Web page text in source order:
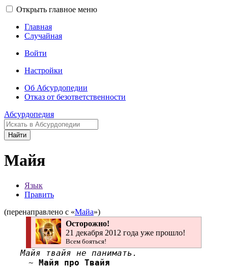
Открыть главное меню
Главная
Случайная
Войти
Настройки
Об Абсурдопедии
Отказ от безответственности
Абсурдопедия
Найти
Майя
Язык
Править
(перенаправлено с «Майа»)
Осторожно!
21 декабря 2012 года уже прошло!
Всем бояться!
Майя твайя не панимать.
~ Майя про Твайя